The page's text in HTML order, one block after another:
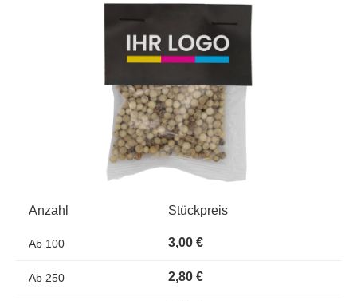
Anzahl Stückpreis
Ab 100 3,00 €
Ab 250 2,80 €